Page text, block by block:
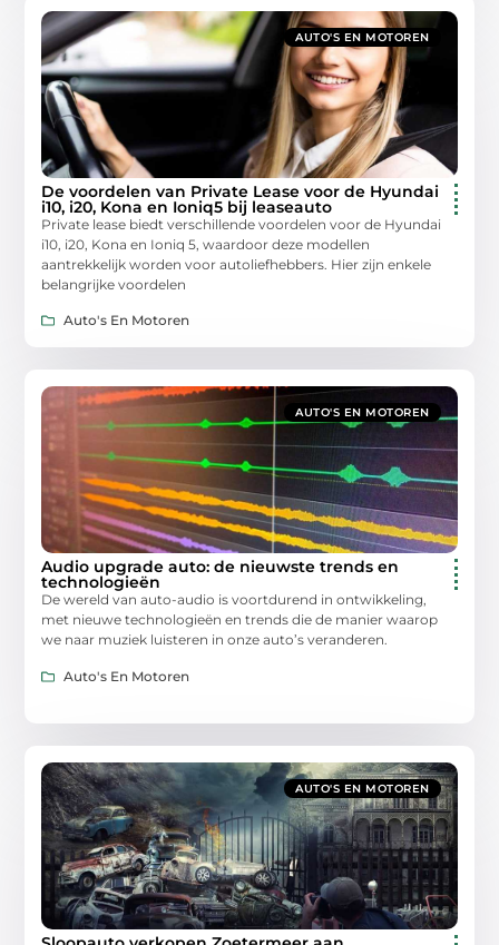
AUTO'S EN MOTOREN
De voordelen van Private Lease voor de Hyundai
i10, i20, Kona en Ioniq5 bij leaseauto
Private lease biedt verschillende voordelen voor de Hyundai
i10, i20, Kona en Ioniq 5, waardoor deze modellen
aantrekkelijk worden voor autoliefhebbers. Hier zijn enkele
belangrijke voordelen
Auto's En Motoren
AUTO'S EN MOTOREN
Audio upgrade auto: de nieuwste trends en
technologieën
De wereld van auto-audio is voortdurend in ontwikkeling,
met nieuwe technologieën en trends die de manier waarop
we naar muziek luisteren in onze auto’s veranderen.
Auto's En Motoren
AUTO'S EN MOTOREN